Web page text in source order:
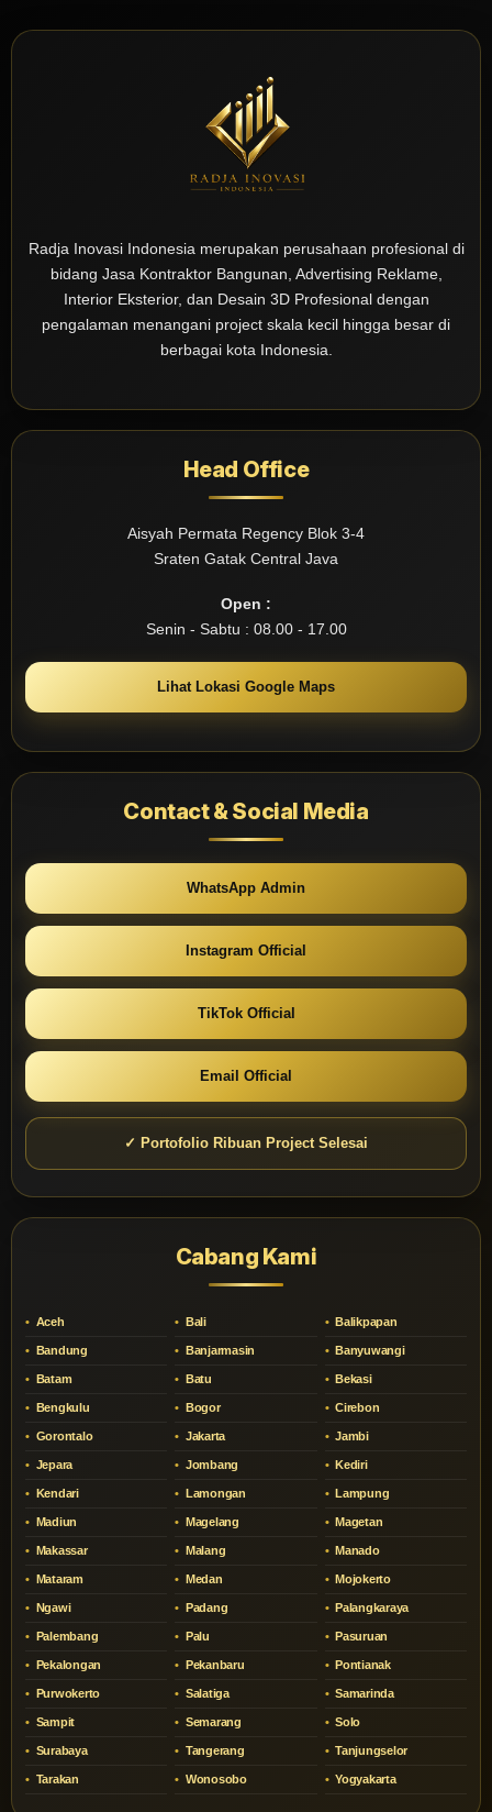
Radja Inovasi Indonesia merupakan perusahaan profesional di
bidang Jasa Kontraktor Bangunan, Advertising Reklame,
Interior Eksterior, dan Desain 3D Profesional dengan
pengalaman menangani project skala kecil hingga besar di
berbagai kota Indonesia.
Head Office
Aisyah Permata Regency Blok 3-4
Sraten Gatak Central Java
Open :
Senin - Sabtu : 08.00 - 17.00
Lihat Lokasi Google Maps
Contact & Social Media
WhatsApp Admin
Instagram Official
TikTok Official
Email Official
✓ Portofolio Ribuan Project Selesai
Cabang Kami
Aceh Bali Balikpapan
Bandung Banjarmasin Banyuwangi
Batam Batu Bekasi
Bengkulu Bogor Cirebon
Gorontalo Jakarta Jambi
Jepara Jombang Kediri
Kendari Lamongan Lampung
Madiun Magelang Magetan
Makassar Malang Manado
Mataram Medan Mojokerto
Ngawi Padang Palangkaraya
Palembang Palu Pasuruan
Pekalongan Pekanbaru Pontianak
Purwokerto Salatiga Samarinda
Sampit Semarang Solo
Surabaya Tangerang Tanjungselor
Tarakan Wonosobo Yogyakarta